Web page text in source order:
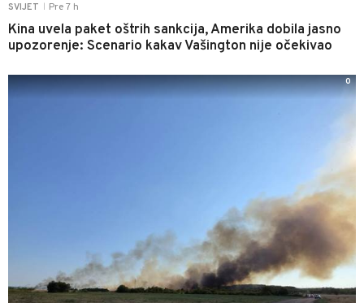
SVIJET Pre 7 h
Kina uvela paket oštrih sankcija, Amerika dobila jasno
upozorenje: Scenario kakav Vašington nije očekivao
0